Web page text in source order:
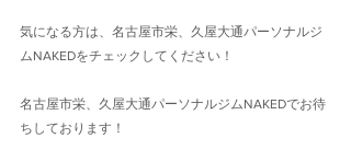
気になる方は、名古屋市栄、久屋大通パーソナルジ
ムNAKEDをチェックしてください！
名古屋市栄、久屋大通パーソナルジムNAKEDでお待
ちしております！